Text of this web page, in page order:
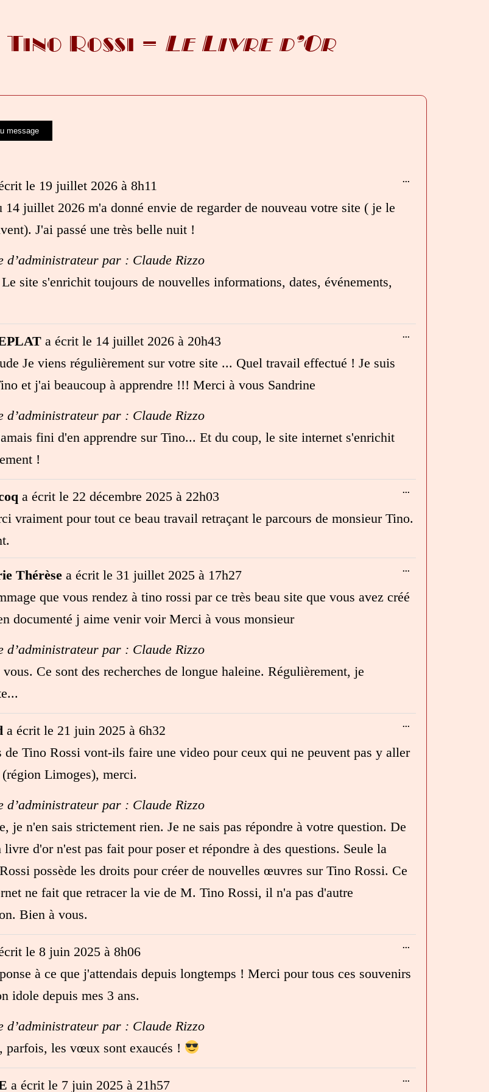
Tino Rossi – Le Livre d’Or
le 19 juillet 2026 à 8h11
14 juillet 2026 m'a donné envie de regarder de nouveau votre site ( je le
J'ai passé une très belle nuit !
d’administrateur par : Claude Rizzo
site s'enrichit toujours de nouvelles informations, dates, événements,
...
a écrit le 14 juillet 2026 à 20h43
Je viens régulièrement sur votre site ... Quel travail effectué ! Je suis
et j'ai beaucoup à apprendre !!! Merci à vous Sandrine
d’administrateur par : Claude Rizzo
fini d'en apprendre sur Tino... Et du coup, le site internet s'enrichit
!
...
a écrit le 22 décembre 2025 à 22h03
vraiment pour tout ce beau travail retraçant le parcours de monsieur Tino.
...
Thérèse a écrit le 31 juillet 2025 à 17h27
que vous rendez à tino rossi par ce très beau site que vous avez créé
documenté j aime venir voir Merci à vous monsieur
d’administrateur par : Claude Rizzo
Ce sont des recherches de longue haleine. Régulièrement, je
...
a écrit le 21 juin 2025 à 6h32
de Tino Rossi vont-ils faire une video pour ceux qui ne peuvent pas y aller
Limoges), merci.
d’administrateur par : Claude Rizzo
je n'en sais strictement rien. Je ne sais pas répondre à votre question. De
livre d'or n'est pas fait pour poser et répondre à des questions. Seule la
possède les droits pour créer de nouvelles œuvres sur Tino Rossi. Ce
ne fait que retracer la vie de M. Tino Rossi, il n'a pas d'autre
Bien à vous.
...
méta.
le 8 juin 2025 à 8h06
à ce que j'attendais depuis longtemps ! Merci pour tous ces souvenirs
idole depuis mes 3 ans.
d’administrateur par : Claude Rizzo
parfois, les vœux sont exaucés !
...
méta.
a écrit le 7 juin 2025 à 21h57 ...